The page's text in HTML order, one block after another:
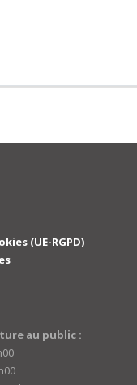
(UE-RGPD)
au public :